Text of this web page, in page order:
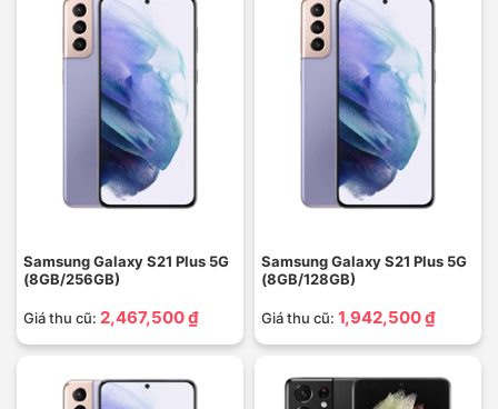
Samsung Galaxy S21 Plus 5G
(8GB/256GB)
Giá thu cũ: 2,467,500 ₫
Samsung Galaxy S21 Plus 5G
(8GB/128GB)
Giá thu cũ: 1,942,500 ₫